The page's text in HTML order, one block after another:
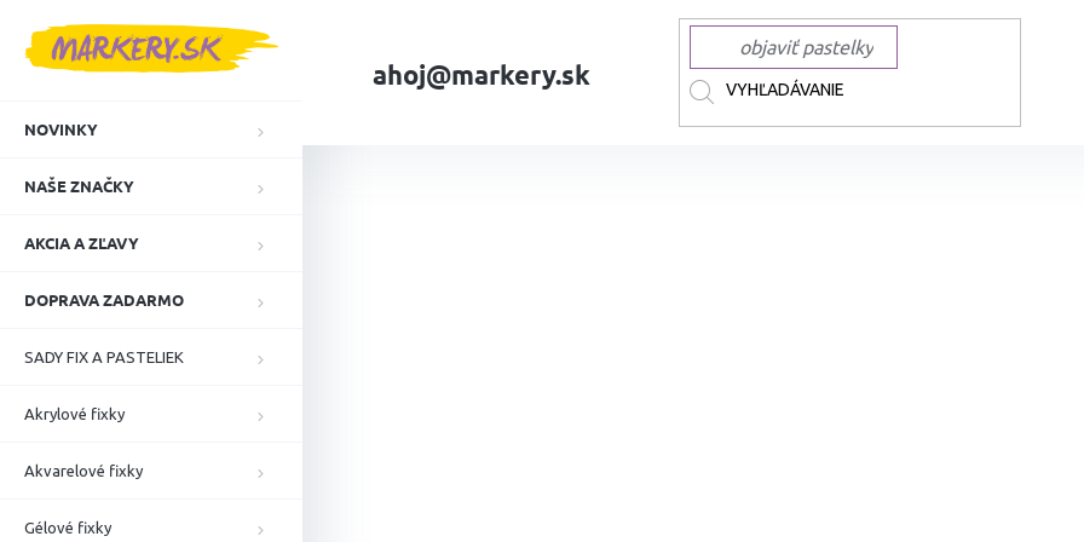
ahoj@markery.sk
NOVINKY
NAŠE ZNAČKY
AKCIA A ZĽAVY
DOPRAVA ZADARMO
SADY FIX A PASTELIEK
Akrylové fixky
Akvarelové fixky
Gélové fixky